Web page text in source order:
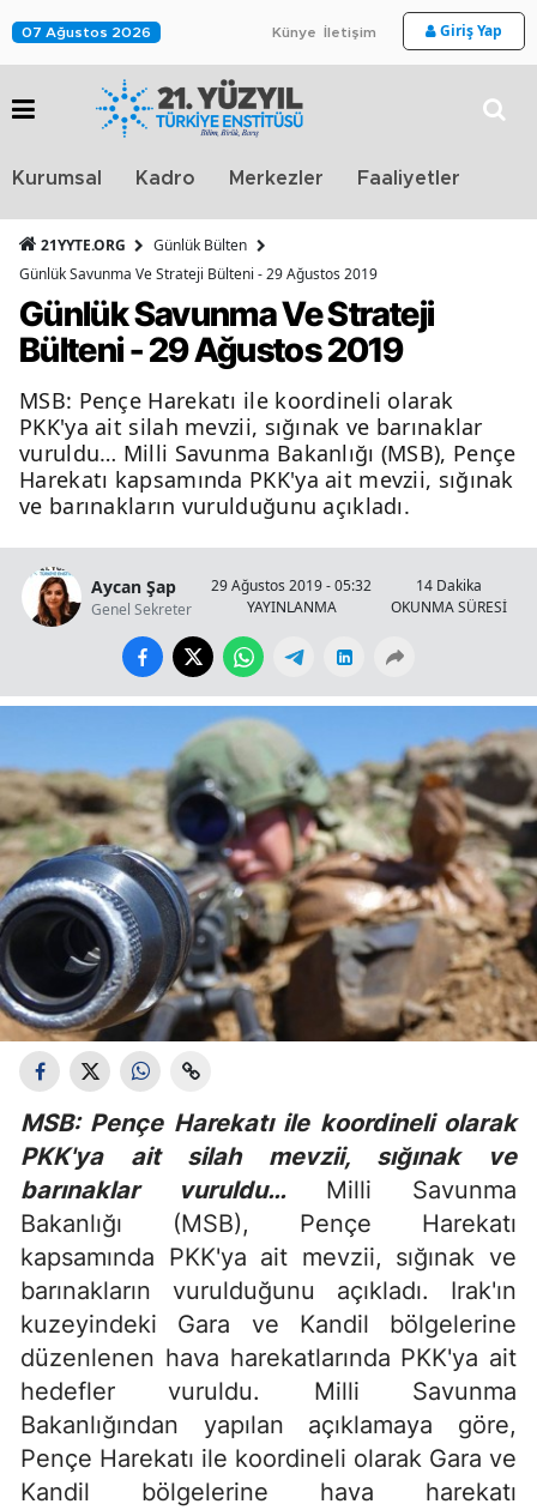
07 Ağustos 2026 Künye İletişim Giriş Yap
Kurumsal Kadro Merkezler Faaliyetler
21YYTE.ORG
Günlük Bülten
Günlük Savunma Ve Strateji Bülteni - 29 Ağustos 2019
Günlük Savunma Ve Strateji
Bülteni - 29 Ağustos 2019
MSB: Pençe Harekatı ile koordineli olarak
PKK'ya ait silah mevzii, sığınak ve barınaklar
vuruldu… Milli Savunma Bakanlığı (MSB), Pençe
Harekatı kapsamında PKK'ya ait mevzii, sığınak
ve barınakların vurulduğunu açıkladı.
Aycan Şap
Genel Sekreter
29 Ağustos 2019 - 05:32
YAYINLANMA
14 Dakika
OKUNMA SÜRESİ
MSB: Pençe Harekatı ile koordineli olarak
PKK'ya ait silah mevzii, sığınak ve
barınaklar vuruldu… Milli Savunma
Bakanlığı (MSB), Pençe Harekatı
kapsamında PKK'ya ait mevzii, sığınak ve
barınakların vurulduğunu açıkladı. Irak'ın
kuzeyindeki Gara ve Kandil bölgelerine
düzenlenen hava harekatlarında PKK'ya ait
hedefler vuruldu. Milli Savunma
Bakanlığından yapılan açıklamaya göre,
Pençe Harekatı ile koordineli olarak Gara ve
Kandil bölgelerine hava harekatı